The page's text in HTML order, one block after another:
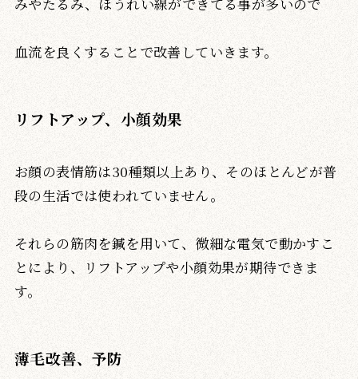
血流を良くすることで改善していきます。
リフトアップ、小顔効果
お顔の表情筋は30種類以上あり、そのほとんどが普
段の生活では使われていません。
それらの筋肉を鍼を用いて、微細な電気で動かすこ
とにより、リフトアップや小顔効果が期待できま
す。
薄毛改善、予防